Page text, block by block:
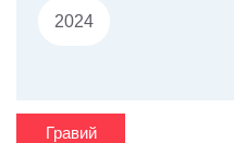
2024
Гравий